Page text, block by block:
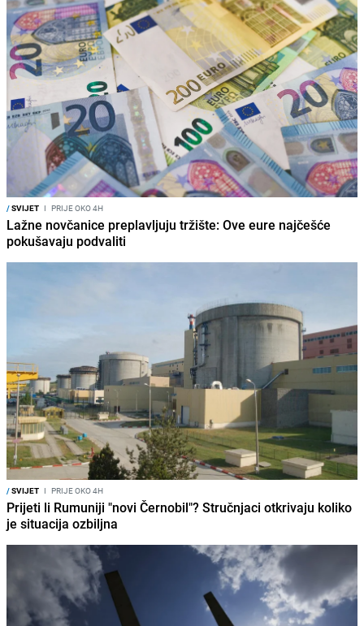
/SVIJET I PRIJE OKO 4H
Lažne novčanice preplavljuju tržište: Ove eure najčešće
pokušavaju podvaliti
/SVIJET I PRIJE OKO 4H
Prijeti li Rumuniji "novi Černobil"? Stručnjaci otkrivaju koliko
je situacija ozbiljna